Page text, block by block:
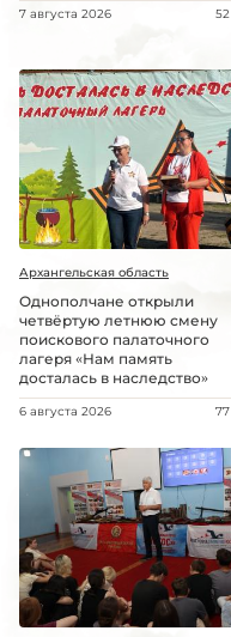
7 августа 2026 52
Архангельская область
Однополчане открыли
четвёртую летнюю смену
поискового палаточного
лагеря «Нам память
досталась в наследство»
6 августа 2026 77